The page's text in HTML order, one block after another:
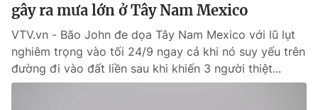
gây ra mưa lớn ở Tây Nam Mexico
VTV.vn - Bão John đe dọa Tây Nam Mexico với lũ lụt
nghiêm trọng vào tối 24/9 ngay cả khi nó suy yếu trên
đường đi vào đất liền sau khi khiến 3 người thiệt...